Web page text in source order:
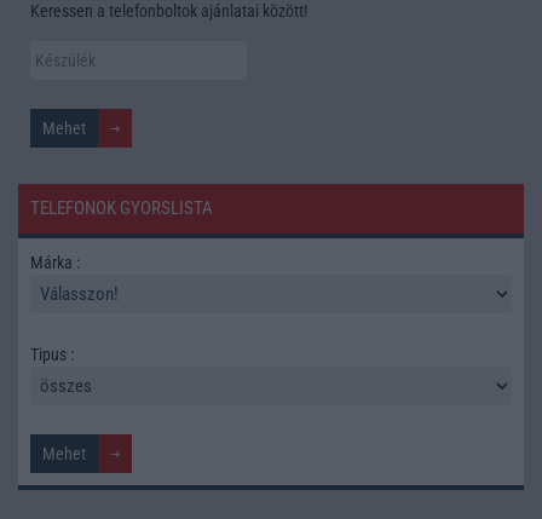
Keressen a telefonboltok ajánlatai között!
TELEFONOK GYORSLISTA
Márka :
Tipus :